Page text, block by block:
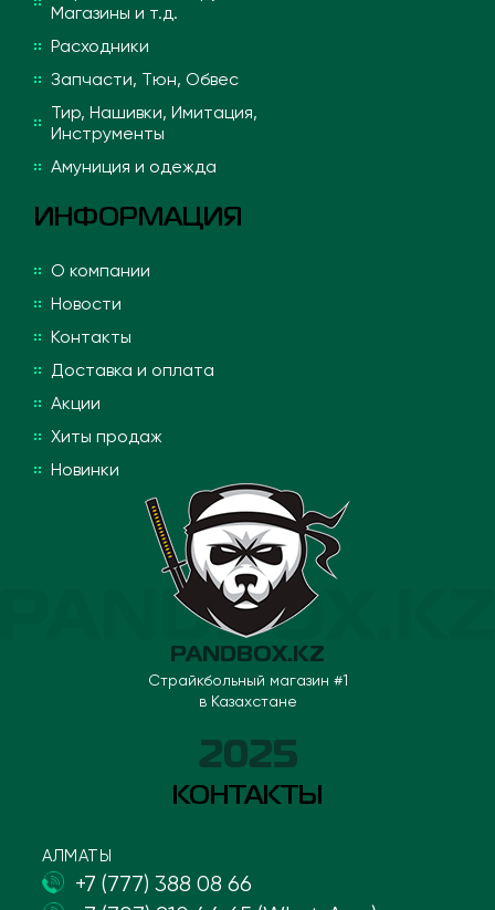
Магазины и т.д.
Расходники
Запчасти, Тюн, Обвес
Тир, Нашивки, Имитация,
Инструменты
Амуниция и одежда
ИНФОРМАЦИЯ
О компании
Новости
Контакты
Доставка и оплата
Акции
Хиты продаж
Новинки
PANDBOX.KZ
Страйкбольный магазин #1
в Казахстане
2025
КОНТАКТЫ
АЛМАТЫ
+7 (777) 388 08 66